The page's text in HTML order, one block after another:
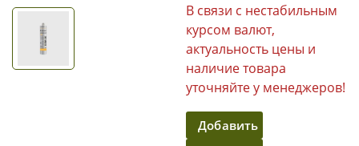
В связи с нестабильным
курсом валют,
актуальность цены и
наличие товара
уточняйте у менеджеров!
Добавить